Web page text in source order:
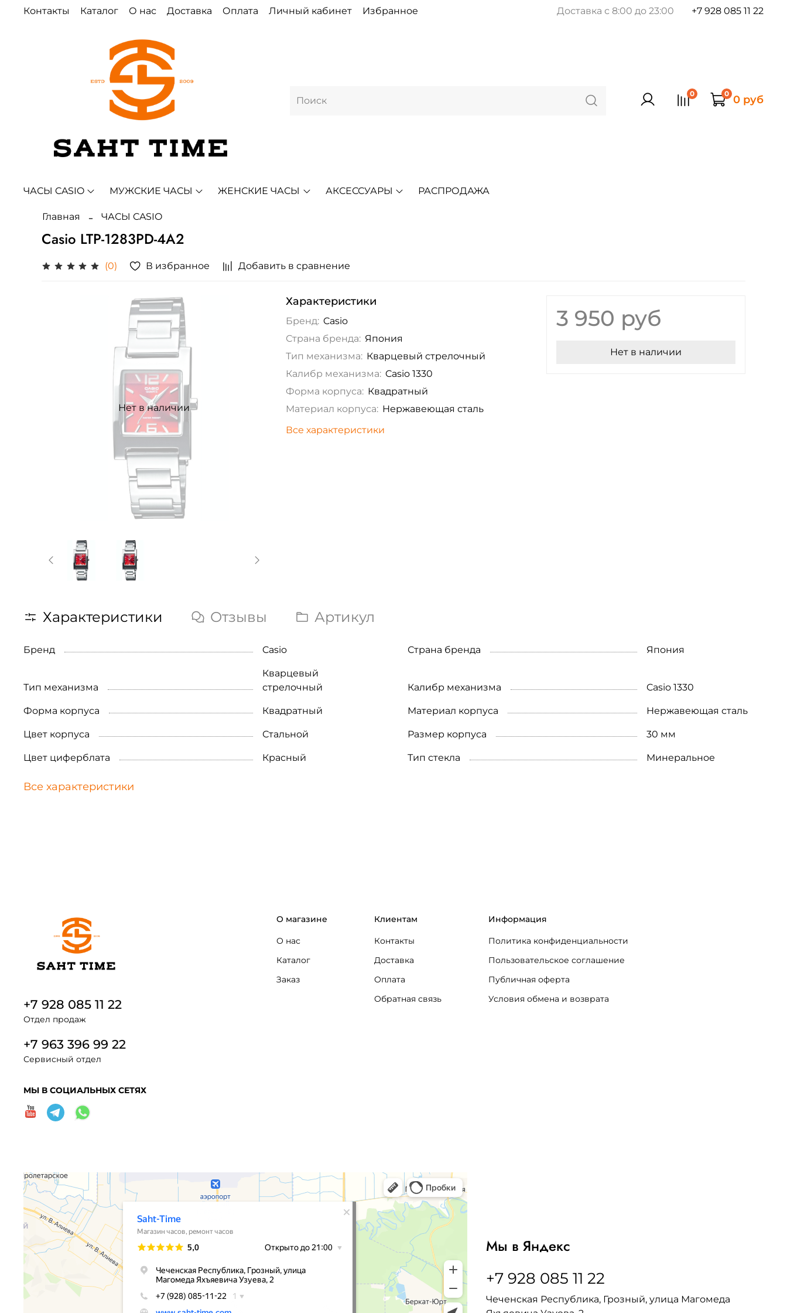
Контакты Каталог О нас Доставка Оплата Личный кабинет Избранное Доставка с 8:00 до 23:00 +7 928 085 11 22
0 0 0 руб
ЧАСЫ CASIO МУЖСКИЕ ЧАСЫ ЖЕНСКИЕ ЧАСЫ АКСЕССУАРЫ РАСПРОДАЖА
Главная ЧАСЫ CASIO
Casio LTP-1283PD-4A2
(0) В избранное Добавить в сравнение
Нет в наличии
Характеристики
Бренд: Casio
Страна бренда: Япония
Тип механизма: Кварцевый стрелочный
Калибр механизма: Casio 1330
Форма корпуса: Квадратный
Материал корпуса: Нержавеющая сталь
Все характеристики
3 950 руб
Нет в наличии
Характеристики Отзывы Артикул
Бренд Casio Страна бренда Япония
Тип механизма
Кварцевый
стрелочный
Калибр механизма Casio 1330
Форма корпуса Квадратный Материал корпуса Нержавеющая сталь
Цвет корпуса Стальной Размер корпуса 30 мм
Цвет циферблата Красный Тип стекла Минеральное
Все характеристики
О магазине
О нас
Каталог
Заказ
Клиентам
Контакты
Доставка
Оплата
Обратная связь
Информация
Политика конфиденциальности
Пользовательское соглашение
Публичная оферта
Условия обмена и возврата
+7 928 085 11 22
Отдел продаж
+7 963 396 99 22
Сервисный отдел
МЫ В СОЦИАЛЬНЫХ СЕТЯХ
Мы в Яндекс
+7 928 085 11 22
Чеченская Республика, Грозный, улица Магомеда